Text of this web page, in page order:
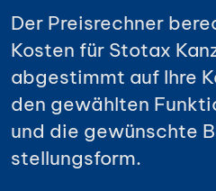
Der Preis­rechner
Kosten für Stotax
abgestimmt auf Ihre
den gewählten
und die gewünschte
stellungs­form.